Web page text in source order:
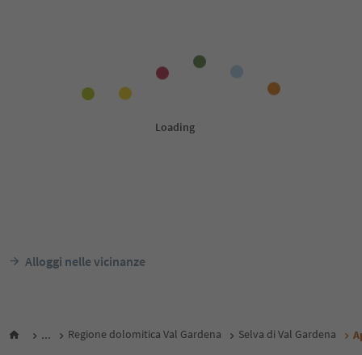
Alloggi nelle vicinanze
... Regione dolomitica Val Gardena Selva di Val Gardena